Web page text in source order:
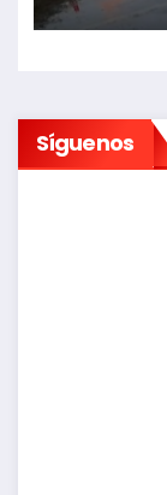
Síguenos